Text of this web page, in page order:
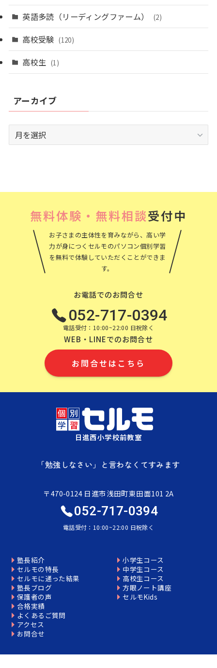
英語多読（リーディングファーム） (2)
高校受験 (120)
高校生 (1)
アーカイブ
ー
無料体験・無料相談受付中
お子さまの主体性を育みながら、高い学
力が身につくセルモのパソコン個別学習
を無料で体験していただくことができま
す。
お電話でのお問合せ
052-717-0394
電話受付：10:00~22:00 日祝除く
WEB・LINEでのお問合せ
お問合せはこちら
日進西小学校前教室
「勉強しなさい」と言わなくてすみます
〒470-0124 日進市浅田町東田面101 2A
052-717-0394
電話受付：10:00~22:00 日祝除く
塾長紹介
セルモの特長
セルモに通った結果
塾長ブログ
保護者の声
合格実績
小学生コース
中学生コース
高校生コース
方眼ノート講座
セルモKids
よくあるご質問
アクセス
お問合せ